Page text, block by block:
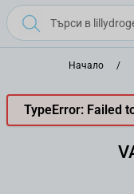
Начало /
TypeError: Failed